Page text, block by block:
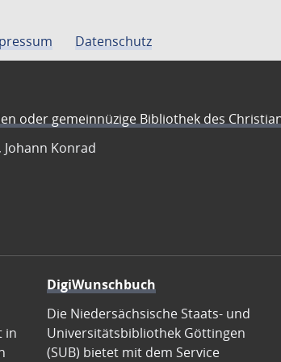
Datenschutz
oder gemeinnüzige Bibliothek des
Konrad
in
DigiWunschbuch
Die Niedersächsische Staats- und
Universitätsbibliothek Göttingen
(SUB) bietet mit dem Service